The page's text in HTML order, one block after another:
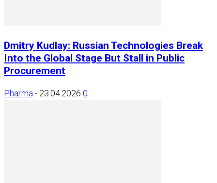
Dmitry Kudlay: Russian Technologies Break
Into the Global Stage But Stall in Public
Procurement
Pharma - 23.04.2026 0